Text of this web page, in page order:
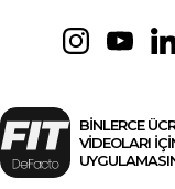
BİNLERCE
VİDEOLARI